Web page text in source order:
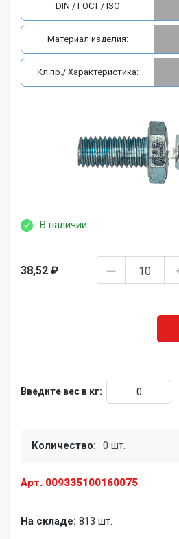
Арт. 009335100160075
В наличии
На складе: 813 шт.
38,52 ₽
Введите вес в кг:
Количество: 0 шт.
DIN / ГОСТ / ISO
Материал изделия:
Кл.пр./ Характеристика: